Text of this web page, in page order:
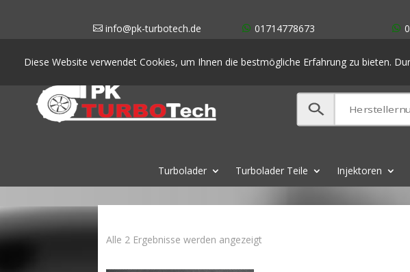
info@pk-turbotech.de
Diese Website verwendet Cookies, um Ihnen die bestmögliche Erfahrung zu bieten.
01714778673
Turbolader Turbolader Teile Injektoren
Alle 2 Ergebnisse werden angezeigtNach